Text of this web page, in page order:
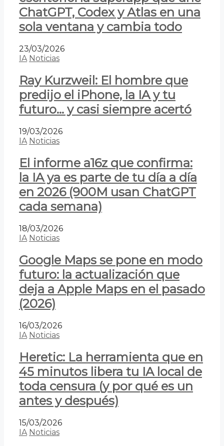
ChatGPT, Codex y Atlas en una
sola ventana y cambia todo
23/03/2026
IA Noticias
Ray Kurzweil: El hombre que
predijo el iPhone, la IA y tu
futuro… y casi siempre acertó
19/03/2026
IA Noticias
El informe a16z que confirma:
la IA ya es parte de tu día a día
en 2026 (900M usan ChatGPT
cada semana)
18/03/2026
IA Noticias
Google Maps se pone en modo
futuro: la actualización que
deja a Apple Maps en el pasado
(2026)
16/03/2026
IA Noticias
Heretic: La herramienta que en
45 minutos libera tu IA local de
toda censura (y por qué es un
antes y después)
15/03/2026
IA Noticias